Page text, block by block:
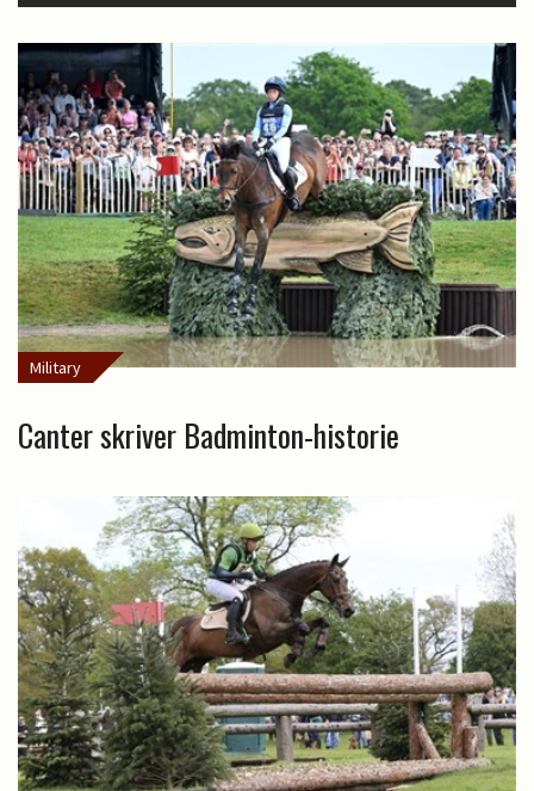
Military
Canter skriver Badminton-historie